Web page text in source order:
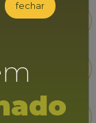
Cebola
Dendê
Fava
fechar